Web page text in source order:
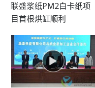
联盛浆纸PM2白卡纸项
目首根烘缸顺利